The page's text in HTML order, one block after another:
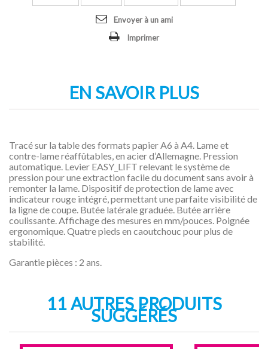
Envoyer à un ami
Imprimer
EN SAVOIR PLUS
Tracé sur la table des formats papier A6 à A4. Lame et
contre-lame réaffûtables, en acier d’Allemagne. Pression
automatique. Levier EASY_LIFT relevant le système de
pression pour une extraction facile du document sans avoir à
remonter la lame. Dispositif de protection de lame avec
indicateur rouge intégré, permettant une parfaite visibilité de
la ligne de coupe. Butée latérale graduée. Butée arrière
coulissante. Affichage des mesures en mm/pouces. Poignée
ergonomique. Quatre pieds en caoutchouc pour plus de
stabilité.
Garantie pièces : 2 ans.
11 AUTRES PRODUITS
SUGGÉRÉS